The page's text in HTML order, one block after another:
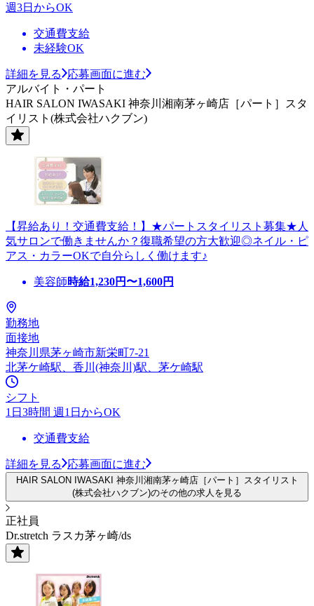
週3日からOK
交通費支給
未経験OK
詳細を見る
応募画面に進む
アルバイト・パート
HAIR SALON IWASAKI 神奈川湘南茅ヶ崎店［パート］スタ
イリスト(株式会社ハクブン)
【昇給あり！交通費支給！】★パートスタイリスト募集★人
気サロンで働きませんか？復職希望の方大歓迎◎ネイル・ピ
アス・カラーOKで自分らしく働けます♪
美容師時給1,230円〜1,600円
勤務地
面接地
神奈川県茅ヶ崎市新栄町7-21
北茅ケ崎駅、香川(神奈川)駅、茅ケ崎駅
シフト
1日3時間 週1日からOK
交通費支給
詳細を見る 応募画面に進む
HAIR SALON IWASAKI 神奈川湘南茅ヶ崎店［パート］スタイリスト
(株式会社ハクブン)のその他の求人を見る
正社員
Dr.stretch ラスカ茅ヶ崎/ds